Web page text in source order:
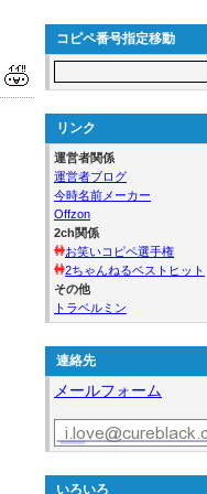
コピペ番号指定移動
リンク
運営者関係
運営者ブログ
今時名前メーカー
Offzon
2ch関係
お笑いコピペ選手権
2ちゃんねるベストヒット
その他
トラベルミン
連絡先
メールフォーム
いろいろ